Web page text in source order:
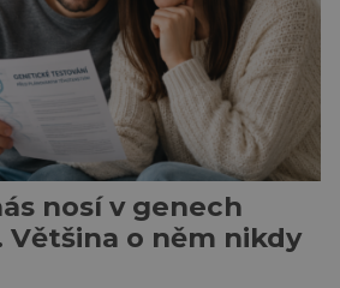
nosí v genech
Většina o něm nikdy